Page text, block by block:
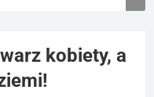
kobiety, a